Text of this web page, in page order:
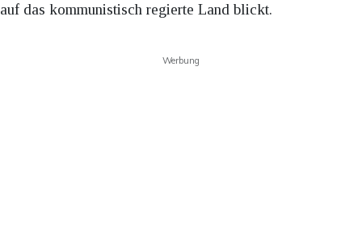
auf das kommunistisch regierte Land blickt.
Werbung